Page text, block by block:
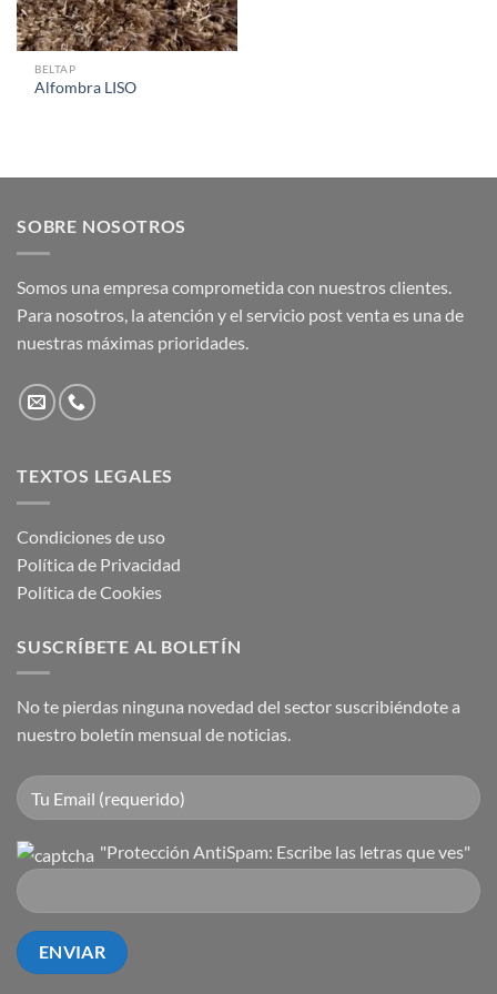
BELTAP
Alfombra LISO
SOBRE NOSOTROS
Somos una empresa comprometida con nuestros clientes.
Para nosotros, la atención y el servicio post venta es una de
nuestras máximas prioridades.
TEXTOS LEGALES
Condiciones de uso
Política de Privacidad
Política de Cookies
SUSCRÍBETE AL BOLETÍN
No te pierdas ninguna novedad del sector suscribiéndote a
nuestro boletín mensual de noticias.
"Protección AntiSpam: Escribe las letras que ves"